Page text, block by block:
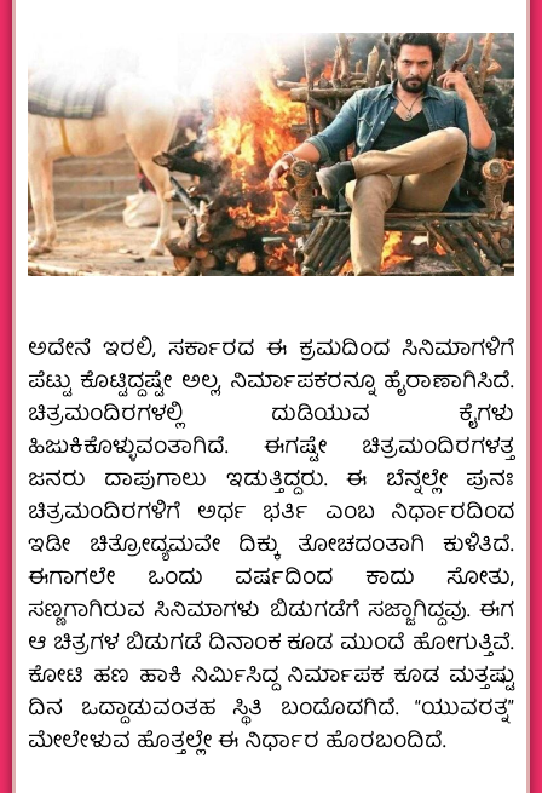
ಅದೇನೆ ಇರಲಿ, ಸರ್ಕಾರದ ಈ ಕ್ರಮದಿಂದ ಸಿನಿಮಾಗಳಿಗೆ
ಪೆಟ್ಟು ಕೊಟ್ಟಿದ್ದಷ್ಟೇ ಅಲ್ಲ, ನಿರ್ಮಾಪಕರನ್ನೂ ಹೈರಾಣಾಗಿಸಿದೆ.
ಚಿತ್ರಮಂದಿರಗಳಲ್ಲಿ ದುಡಿಯುವ ಕೈಗಳು
ಹಿಜುಕಿಕೊಳ್ಳುವಂತಾಗಿದೆ. ಈಗಷ್ಟೇ ಚಿತ್ರಮಂದಿರಗಳತ್ತ
ಜನರು ದಾಪುಗಾಲು ಇಡುತ್ತಿದ್ದರು. ಈ ಬೆನ್ನಲ್ಲೇ ಪುನಃ
ಚಿತ್ರಮಂದಿರಗಳಿಗೆ ಅರ್ಧ ಭರ್ತಿ ಎಂಬ ನಿರ್ಧಾರದಿಂದ
ಇಡೀ ಚಿತ್ರೋದ್ಯಮವೇ ದಿಕ್ಕು ತೋಚದಂತಾಗಿ ಕುಳಿತಿದೆ.
ಈಗಾಗಲೇ ಒಂದು ವರ್ಷದಿಂದ ಕಾದು ಸೋತು,
ಸಣ್ಣಗಾಗಿರುವ ಸಿನಿಮಾಗಳು ಬಿಡುಗಡೆಗೆ ಸಜ್ಜಾಗಿದ್ದವು. ಈಗ
ಆ ಚಿತ್ರಗಳ ಬಿಡುಗಡೆ ದಿನಾಂಕ ಕೂಡ ಮುಂದೆ ಹೋಗುತ್ತಿವೆ.
ಕೋಟಿ ಹಣ ಹಾಕಿ ನಿರ್ಮಿಸಿದ್ದ ನಿರ್ಮಾಪಕ ಕೂಡ ಮತ್ತಷ್ಟು
ದಿನ ಒದ್ದಾಡುವಂತಹ ಸ್ಥಿತಿ ಬಂದೊದಗಿದೆ. “ಯುವರತ್ನ”
ಮೇಲೇಳುವ ಹೊತ್ತಲ್ಲೇ ಈ ನಿರ್ಧಾರ ಹೊರಬಂದಿದೆ.